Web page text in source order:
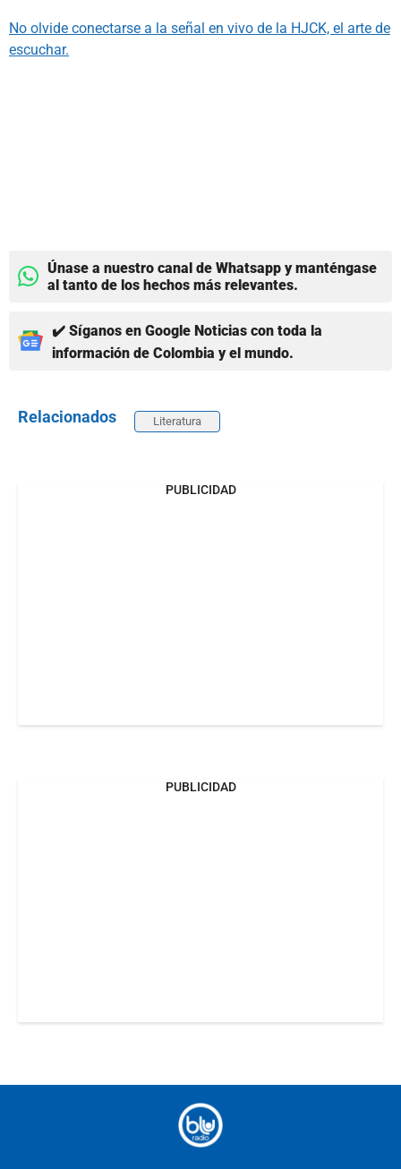
No olvide conectarse a la señal en vivo de la HJCK, el arte de
escuchar.
Únase a nuestro canal de Whatsapp y manténgase
al tanto de los hechos más relevantes.
✔️ Síganos en Google Noticias con toda la
información de Colombia y el mundo.
Relacionados Literatura
PUBLICIDAD
PUBLICIDAD